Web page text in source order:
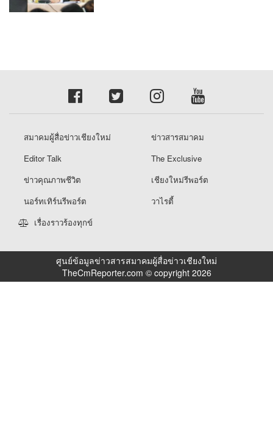
สมาคมผู้สื่อข่าวเชียงใหม่
ข่าวสารสมาคม
Editor Talk
The Exclusive
ข่าวคุณภาพชีวิต
เชียงใหม่รีพอร์ต
นอร์ทเทิร์นรีพอร์ต
วาไรตี้
เรื่องราวร้องทุกข์
ศูนย์ข้อมูลข่าวสารสมาคมผู้สื่อข่าวเชียงใหม่
TheCmReporter.com © copyright 2026